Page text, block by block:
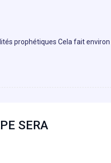
prophétiques Cela fait environ
SERA